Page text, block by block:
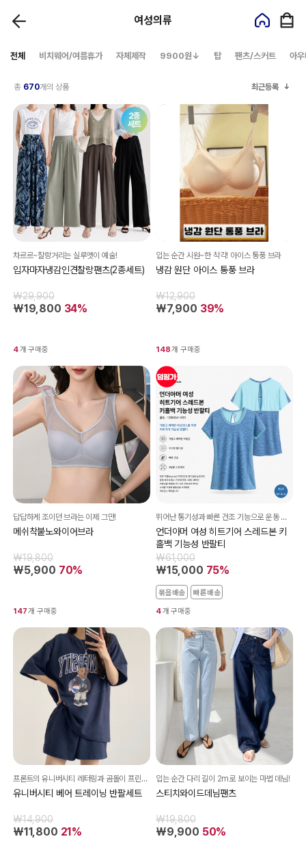
여성의류
전체 비치웨어/여름휴가 자체제작 9900원↓ 탑 팬츠/스커트 아
총 670개의 상품 최근등록
차르르~찰랑거리는 실루엣이 예술!
입자마자냉감인견찰랑팬츠(2종세트)
₩29,900
₩19,800 34%
4개 구매중
입는 순간 시원~한 착각! 아이스 통풍 브라
냉감 원단 아이스 통풍 브라
₩12,900
₩7,900 39%
148개 구매중
답답하게 조이던 브라는 이제 그만!
메쉬착붙노와이어브라
₩19,800
₩5,900 70%
147개 구매중
뛰어난 통기성과 빠른 건조 기능으로 운동 내내 쾌적한 언더아머 히트기어 기능성 반팔티
언더아머 여성 히트기어 스레드본 키
홀백 기능성 반팔티
₩61,000
₩15,000 75%
묶음배송 빠른배송
4개 구매중
프론트의 유니버시티 레터링과 곰돌이 프린팅이 더해져 꾸민 듯 안 꾸민 듯한 스트릿 감성을 연출해줘요^^
유니버시티 베어 트레이닝 반팔세트
₩14,900
₩11,800 21%
입는 순간 다리 길이 2m로 보이는 마법 데님!
스티치와이드데님팬츠
₩19,800
₩9,900 50%